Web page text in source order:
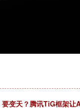
变天？腾讯TiG框架让